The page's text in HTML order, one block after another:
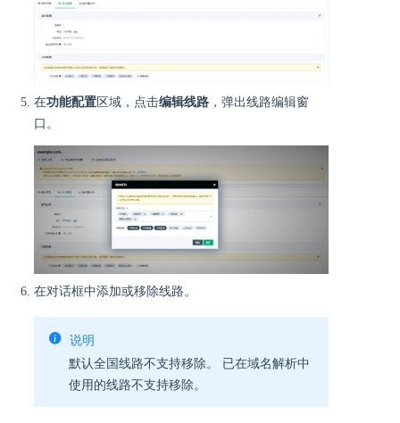
在功能配置 区域，点击编辑线路 ，弹出线路编辑窗
口。
在对话框中添加或移除线路。
说明
默认全国线路不支持移除。 已在域名解析中
使用的线路不支持移除。